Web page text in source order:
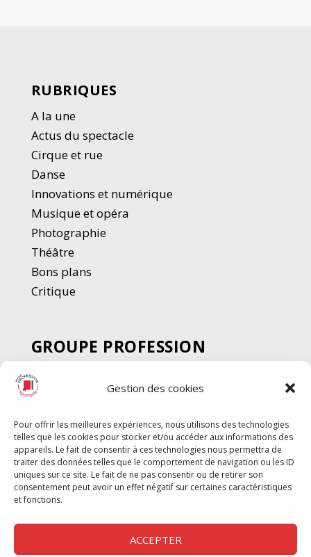
Gestion des cookies
Pour offrir les meilleures expériences, nous utilisons des technologies
telles que les cookies pour stocker et/ou accéder aux informations des
appareils. Le fait de consentir à ces technologies nous permettra de
traiter des données telles que le comportement de navigation ou les ID
uniques sur ce site. Le fait de ne pas consentir ou de retirer son
consentement peut avoir un effet négatif sur certaines caractéristiques
et fonctions.
ACCEPTER
RUBRIQUES
A la une
Actus du spectacle
Cirque et rue
Danse
Innovations et numérique
Musique et opéra
Photographie
Théâtre
Bons plans
Critique
GROUPE PROFESSION
SPECTACLE
Chèque Intermittents
Chèque Compta
Chèque Emploi Spectacle
G-Pods
Profession Audio-visuel